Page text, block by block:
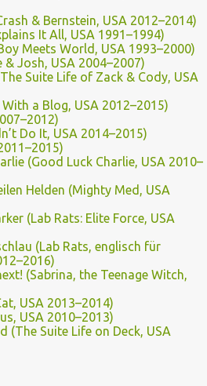
& Bernstein, USA 2012–2014)
It All, USA 1991–1994)
Meets World, USA 1993–2000)
& Josh, USA 2004–2007)
Suite Life of Zack & Cody, USA
a Blog, USA 2012–2015)
Do It, USA 2014–2015)
(Good Luck Charlie, USA 2010–
Helden (Mighty Med, USA
(Lab Rats: Elite Force, USA
(Lab Rats, englisch für
(Sabrina, the Teenage Witch,
USA 2013–2014)
USA 2010–2013)
(The Suite Life on Deck, USA